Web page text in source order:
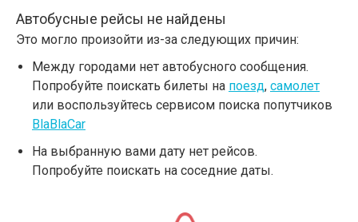
Автобусные рейсы не найдены
Это могло произойти из-за следующих причин:
Между городами нет автобусного сообщения.
Попробуйте поискать билеты на поезд, самолет
или воспользуйтесь сервисом поиска попутчиков
BlaBlaCar
На выбранную вами дату нет рейсов.
Попробуйте поискать на соседние даты.